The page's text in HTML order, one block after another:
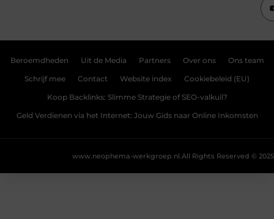
Beroemdheden Uit de Media Partners Over ons Ons team
Schrijf mee Contact Website index Cookiebeleid (EU)
Koop Backlinks: Slimme Strategie of SEO-valkuil?
Geld Verdienen via het Internet: Jouw Gids naar Online Inkomsten
All Rights Reserved © 2025
www.neophema-werkgroep.nl.